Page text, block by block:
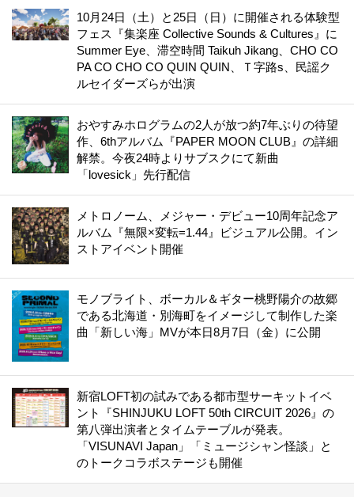
10月24日（土）と25日（日）に開催される体験型
フェス『集楽座 Collective Sounds & Cultures』に
Summer Eye、滞空時間 Taikuh Jikang、CHO CO
PA CO CHO CO QUIN QUIN、Ｔ字路s、民謡ク
ルセイダーズらが出演
おやすみホログラムの2人が放つ約7年ぶりの待望
作、6thアルバム『PAPER MOON CLUB』の詳細
解禁。今夜24時よりサブスクにて新曲
「lovesick」先行配信
メトロノーム、メジャー・デビュー10周年記念ア
ルバム『無限×変転=1.44』ビジュアル公開。イン
ストアイベント開催
モノブライト、ボーカル＆ギター桃野陽介の故郷
である北海道・別海町をイメージして制作した楽
曲「新しい海」MVが本日8月7日（金）に公開
新宿LOFT初の試みである都市型サーキットイベ
ント『SHINJUKU LOFT 50th CIRCUIT 2026』の
第八弾出演者とタイムテーブルが発表。
「VISUNAVI Japan」「ミュージシャン怪談」と
のトークコラボステージも開催